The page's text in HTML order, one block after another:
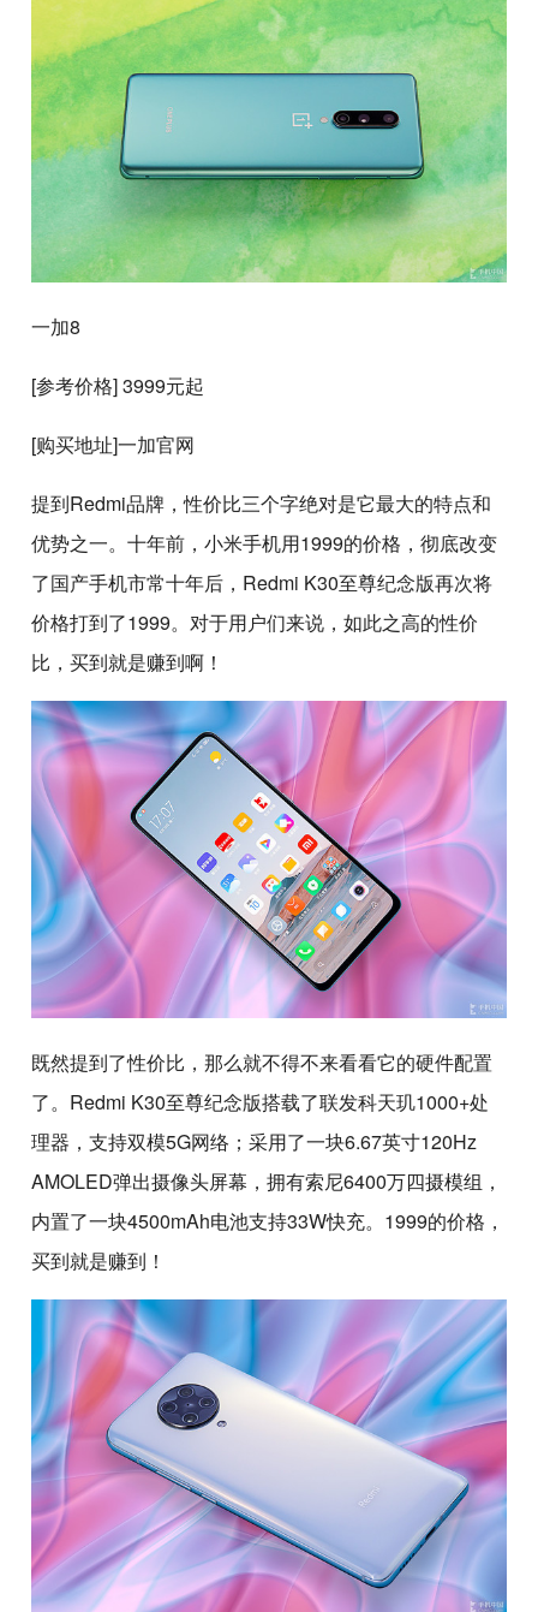
一加8
[参考价格] 3999元起
[购买地址]一加官网
提到Redmi品牌，性价比三个字绝对是它最大的特点和
优势之一。十年前，小米手机用1999的价格，彻底改变
了国产手机市常十年后，Redmi K30至尊纪念版再次将
价格打到了1999。对于用户们来说，如此之高的性价
比，买到就是赚到啊！
既然提到了性价比，那么就不得不来看看它的硬件配置
了。Redmi K30至尊纪念版搭载了联发科天玑1000+处
理器，支持双模5G网络；采用了一块6.67英寸120Hz
AMOLED弹出摄像头屏幕，拥有索尼6400万四摄模组，
内置了一块4500mAh电池支持33W快充。1999的价格，
买到就是赚到！